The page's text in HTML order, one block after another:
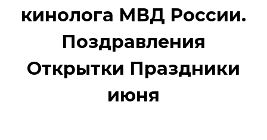
кинолога МВД России.
Поздравления
Открытки Праздники
июня